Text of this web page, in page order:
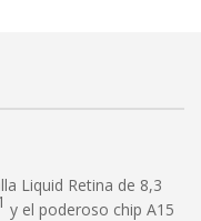
Liquid Retina de 8,3
y el poderoso chip A15